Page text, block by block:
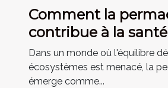
Comment la
contribue à la
écosystèmes et des
Dans un monde où l'équilibre
écosystèmes est menacé, la
émerge comme...